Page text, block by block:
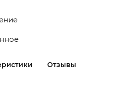
Отзывы